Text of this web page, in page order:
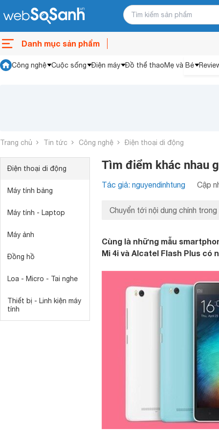
Danh mục sản phẩm
Công nghệ Cuộc sống Điện máy Đồ thể thaoMẹ và Bé
Trang chủ Tin tức Công nghệ Điện thoại di động
Điện thoại di động
Máy tính bảng
Máy tính - Laptop
Máy ảnh
Đồng hồ
Loa - Micro - Tai nghe
Thiết bị - Linh kiện máy
tính
Tìm điểm khác nhau
Tác giả: nguyendinhtung Cập
Chuyển tới nội dung chính trong
Cùng là những mẫu
Mi 4i và Alcatel Flash Plus có